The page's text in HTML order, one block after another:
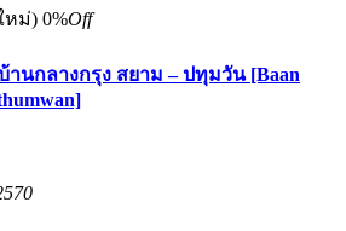
หม่) 0%Off
านกลางกรุง สยาม – ปทุมวัน [Baan